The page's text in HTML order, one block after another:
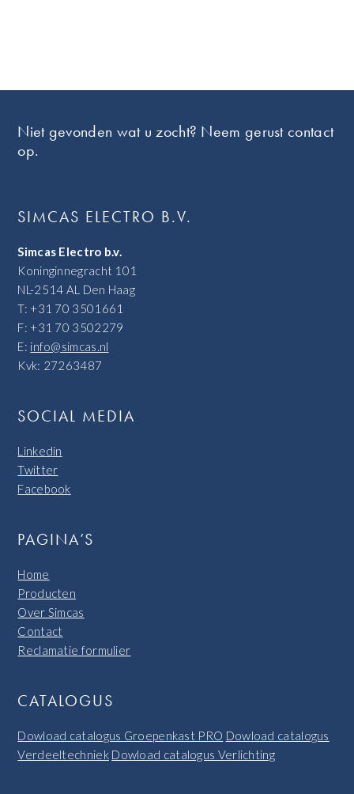
Niet gevonden wat u zocht? Neem gerust contact
op.
SIMCAS ELECTRO B.V.
Simcas Electro b.v.
Koninginnegracht 101
NL-2514 AL Den Haag
T: +31 70 3501661
F: +31 70 3502279
E: info@simcas.nl
Kvk: 27263487
SOCIAL MEDIA
Linkedin
Twitter
Facebook
PAGINA’S
Home
Producten
Over Simcas
Contact
Reclamatie formulier
CATALOGUS
Dowload catalogus Groepenkast PRO Dowload catalogus
Verdeeltechniek Dowload catalogus Verlichting